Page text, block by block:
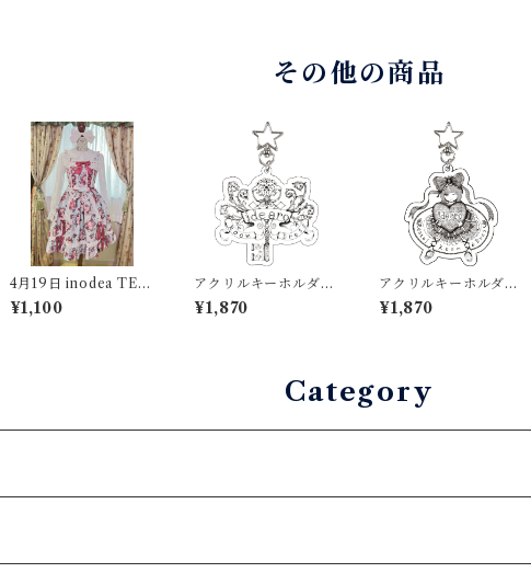
その他の商品
4月19日 inodea TEA
PARTY用 【コーデ
⑨】
¥1,100
アクリルキーホルダー
鍵 小
¥1,870
アクリルキーホルダー
¥1,870
Category